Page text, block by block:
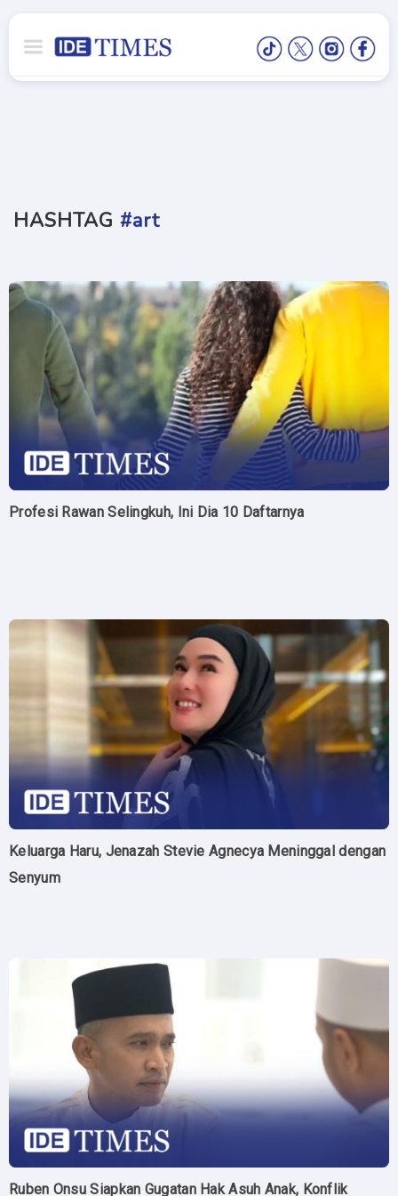
HASHTAG #art
Profesi Rawan Selingkuh, Ini Dia 10 Daftarnya
Keluarga Haru, Jenazah Stevie Agnecya Meninggal dengan
Senyum
Ruben Onsu Siapkan Gugatan Hak Asuh Anak, Konflik